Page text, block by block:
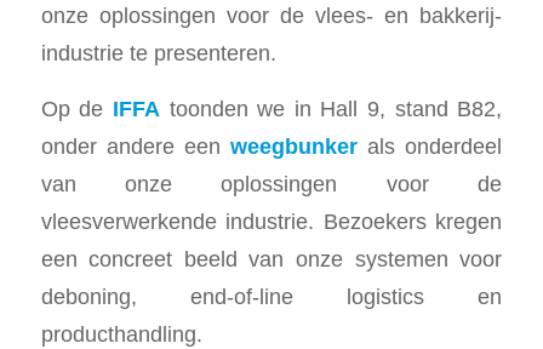
onze oplossingen voor de vlees- en bakkerij-
industrie te presenteren.
Op de IFFAtoonden we in Hall 9, stand B82,
onder andere eenweegbunker als onderdeel
van onze oplossingen voor de
vleesverwerkende industrie. Bezoekers kregen
een concreet beeld van onze systemen voor
deboning, end-of-line logistics en
producthandling.